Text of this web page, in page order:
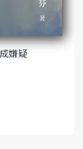
嫌疑